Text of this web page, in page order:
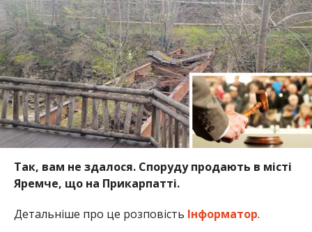
Так, вам не здалося. Споруду продають в місті
Яремче, що на Прикарпатті.
Детальніше про це розповість Інформатор.